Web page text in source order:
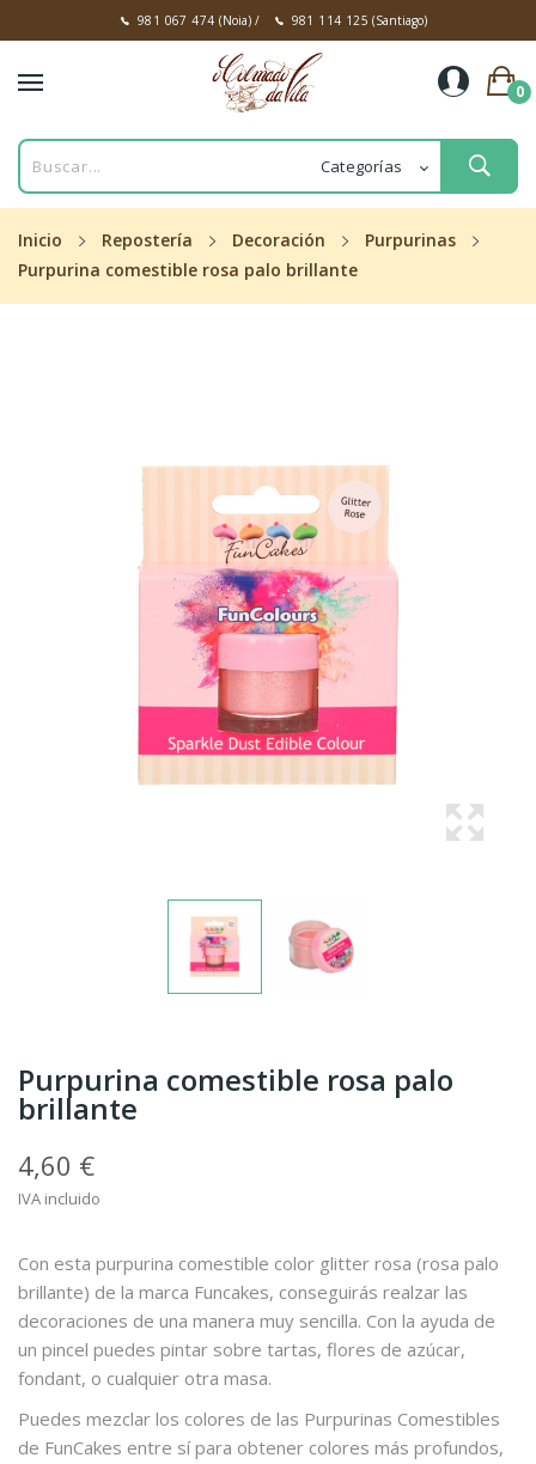
981 067 474 (Noia)/ 981 114 125 (Santiago)
0
Inicio Repostería Decoración
Purpurinas
Purpurina comestible rosa palo brillante
Purpurina comestible rosa palo
brillante
4,60 €
IVA incluido
Con esta purpurina comestible color glitter rosa (rosa palo
brillante) de la marca Funcakes, conseguirás realzar las
decoraciones de una manera muy sencilla. Con la ayuda de
un pincel puedes pintar sobre tartas, flores de azúcar,
fondant, o cualquier otra masa.
Puedes mezclar los colores de las Purpurinas Comestibles
de FunCakes entre sí para obtener colores más profundos,